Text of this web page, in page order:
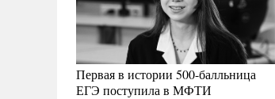
Первая в истории 500-балльница
ЕГЭ поступила в МФТИ